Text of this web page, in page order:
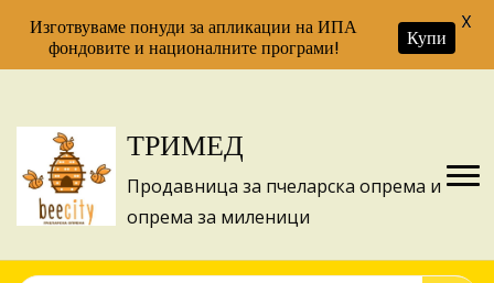
ТРИМЕД
Продавница за пчеларска опрема и
опрема за миленици
Изготвуваме понуди за апликации на ИПА
фондовите и националните програми!
Купи
X